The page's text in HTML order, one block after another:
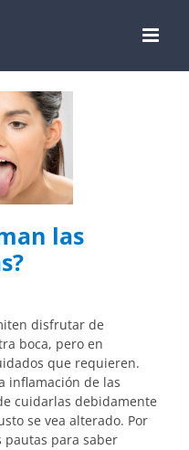
las
disfrutar de
boca, pero en
que requieren.
inflamación de las
cuidarlas debidamente
se vea alterado. Por
pautas para saber